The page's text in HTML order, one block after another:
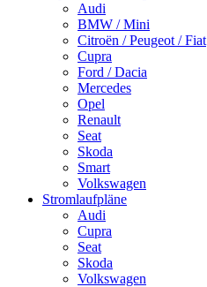
Audi
BMW / Mini
Citroën / Peugeot / Fiat
Cupra
Ford / Dacia
Mercedes
Opel
Renault
Seat
Skoda
Smart
Volkswagen
Stromlaufpläne
Audi
Cupra
Seat
Skoda
Volkswagen